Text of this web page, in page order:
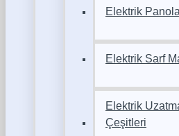
Elektrik
Elektrik Sarf
Elektrik
Çeşitleri